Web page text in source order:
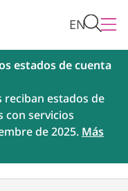
EN
estados de cuenta
reciban estados de
con servicios
de 2025. Más